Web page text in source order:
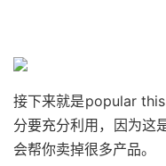
接下来就是popular
分要充分利用，因为这
会帮你卖掉很多产品。